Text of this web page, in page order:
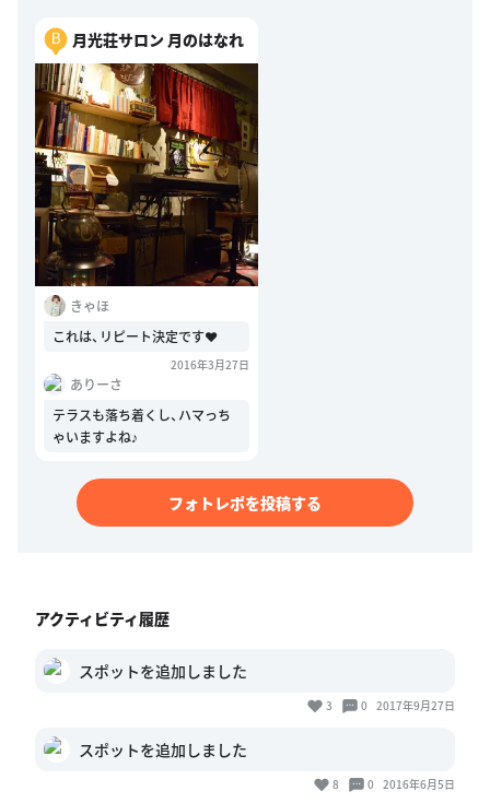
B 月光荘サロン 月のはなれ
きゃほ
これは、リピート決定です❤︎
2016年3月27日
ありーさ
テラスも落ち着くし、ハマっち
ゃいますよね♪
フォトレポを投稿する
アクティビティ履歴
スポットを追加しました
3 0 2017年9月27日
スポットを追加しました
8 0 2016年6月5日